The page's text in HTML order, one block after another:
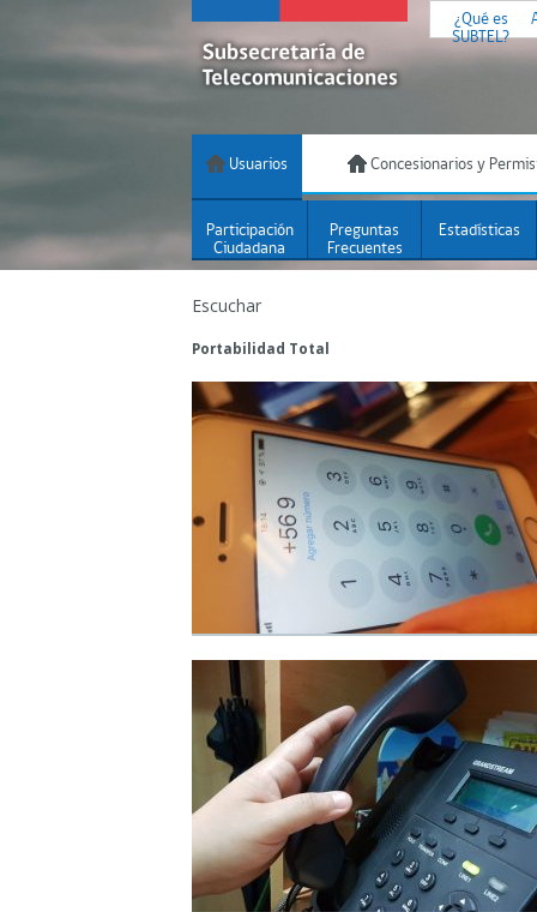
¿Qué es
SUBTEL?
Usuarios Concesionarios y
Participación
Ciudadana
Preguntas
Frecuentes
Estadísticas
Escuchar
Portabilidad Total